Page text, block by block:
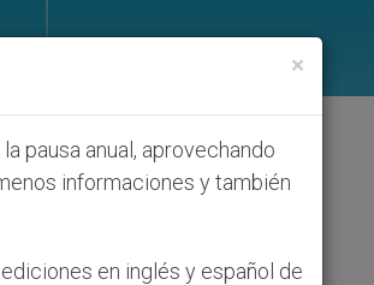
×
pausa anual, aprovechando
informaciones y también
en inglés y español de